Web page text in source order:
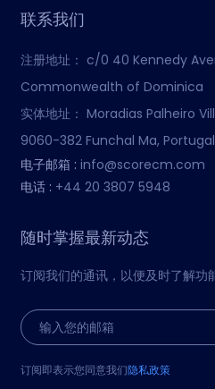
联系我们
注册地址： c/0 40 Kennedy
Commonwealth of Dominica
实体地址： Moradias Palheiro
9060-382 Funchal Ma, Portugal
电子邮箱 : info@scorecm.com
电话 : +44 20 3807 5948
随时掌握最新动态
订阅我们的通讯，以便及时了解功
订阅即表示您同意我们隐私政策